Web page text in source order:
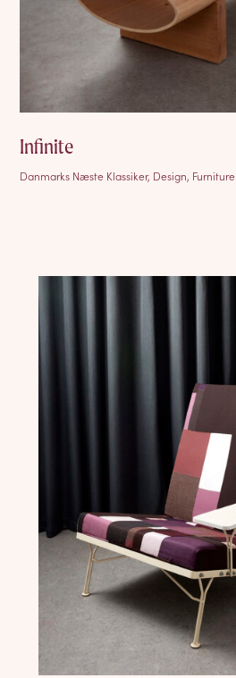
Infinite
Danmarks Næste Klassiker, Design, Furniture